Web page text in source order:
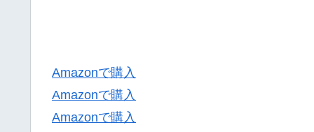
Amazonで購入
Amazonで購入
Amazonで購入